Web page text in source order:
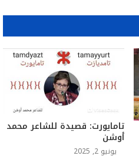
تامايورت: قصيدة للشاعر محمد
أوشن
يونيو 2, 2025